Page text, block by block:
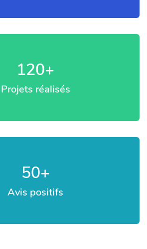
120+
Projets réalisés
50+
Avis positifs